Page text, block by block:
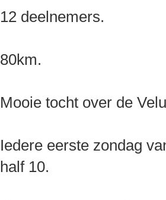
12 deelnemers.
80km.
Mooie tocht over de
Iedere eerste zondag
half 10.